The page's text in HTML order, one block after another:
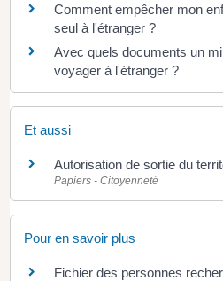
Comment empêcher mon
seul à l'étranger ?
Avec quels documents un
voyager à l'étranger ?
Et aussi
Autorisation de sortie du
Papiers - Citoyenneté
Pour en savoir plus
Fichier des personnes